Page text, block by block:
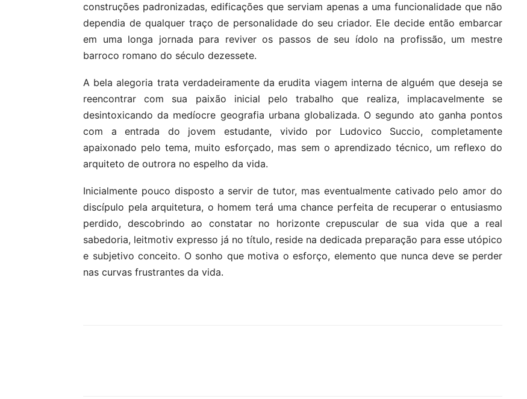
construções padronizadas, edificações que serviam apenas a uma funcionalidade que não
dependia de qualquer traço de personalidade do seu criador. Ele decide então embarcar
em uma longa jornada para reviver os passos de seu ídolo na profissão, um mestre
barroco romano do século dezessete.
A bela alegoria trata verdadeiramente da erudita viagem interna de alguém que deseja se
reencontrar com sua paixão inicial pelo trabalho que realiza, implacavelmente se
desintoxicando da medíocre geografia urbana globalizada. O segundo ato ganha pontos
com a entrada do jovem estudante, vivido por Ludovico Succio, completamente
apaixonado pelo tema, muito esforçado, mas sem o aprendizado técnico, um reflexo do
arquiteto de outrora no espelho da vida.
Inicialmente pouco disposto a servir de tutor, mas eventualmente cativado pelo amor do
discípulo pela arquitetura, o homem terá uma chance perfeita de recuperar o entusiasmo
perdido, descobrindo ao constatar no horizonte crepuscular de sua vida que a real
sabedoria, leitmotiv expresso já no título, reside na dedicada preparação para esse utópico
e subjetivo conceito. O sonho que motiva o esforço, elemento que nunca deve se perder
nas curvas frustrantes da vida.